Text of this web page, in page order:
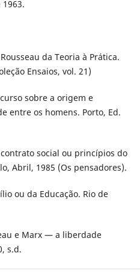
da Teoria à Prática.
Ensaios, vol. 21)
sobre a origem e
entre os homens. Porto, Ed.
contrato social ou princípios do
Abril, 1985 (Os pensadores).
ou da Educação. Rio de
e Marx — a liberdade
s.d.